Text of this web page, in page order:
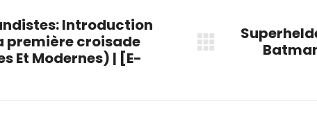
Introduction
première croisade
Et Modernes) | [E-